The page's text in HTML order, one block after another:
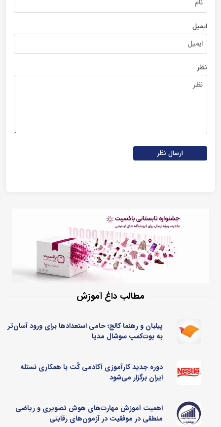
ایمیل
نظر
ارسال نظر
مطالب داغ آموزش
پیلبان و رهنما کالج؛ حامی استعدادها برای ورود آسان‌تر
به بوت‌کمپ سوشال مدیا
دوره جدید کارآموزی آکادمی کُت با همکاری نستله
ایران برگزار می‌شود
اهمیت آموزش مهارت‌های هوش تصویری و ریاضی
منطقی در موفقیت در آزمون‌های رقابتی